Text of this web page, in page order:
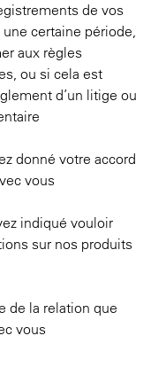
de vos
certaine période,
aux règles
ou si cela est
d’un litige ou
donné votre accord
vous
indiqué vouloir
sur nos produits
de la relation que
vous